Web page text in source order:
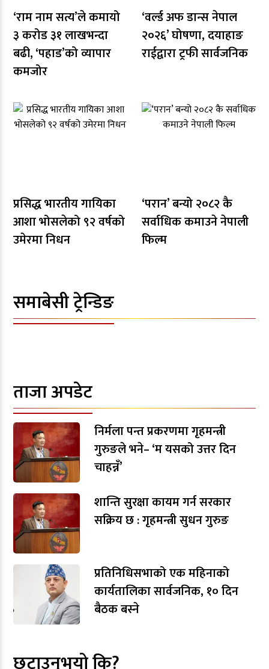
‘राम नाम सत्य’ले कमायो
३ करोड ३१ लाखभन्दा
बढी, ‘पहाड’को व्यापार
कमजोर
‘वर्ल्ड अफ डान्स नेपाल
२०२६’ घोषणा, दयाहाङ
राईद्वारा ट्रफी सार्वजनिक
प्रसिद्ध भारतीय गायिका
आशा भोसलेको ९२ वर्षको
उमेरमा निधन
‘परान’ बन्यो २०८२ कै
सर्वाधिक कमाउने नेपाली
फिल्म
समाबेसी ट्रेन्डिङ
ताजा अपडेट
निर्मला पन्त प्रकरणमा गृहमन्त्री
गुरुङले भने– ‘म यसको उत्तर दिन
चाहन्नँ’
शान्ति सुरक्षा कायम गर्न सरकार
सक्रिय छ : गृहमन्त्री सुधन गुरुङ
प्रतिनिधिसभाको एक महिनाको
कार्यतालिका सार्वजनिक, १० दिन
बैठक बस्ने